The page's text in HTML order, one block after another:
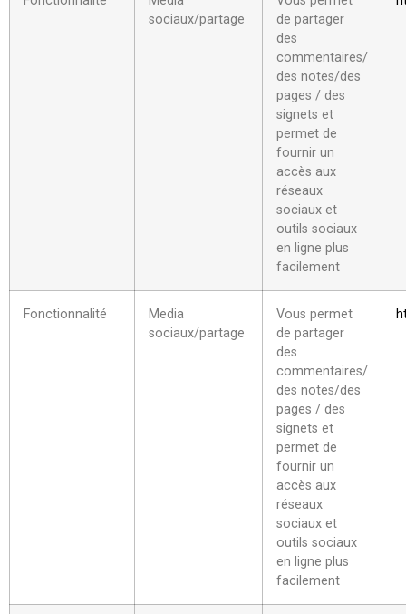
sociaux/partage
de partager
des
commentaires/
des notes/des
pages / des
signets et
permet de
fournir un
accès aux
réseaux
sociaux et
outils sociaux
en ligne plus
facilement
Fonctionnalité
Media
sociaux/partage
Vous permet
de partager
des
commentaires/
des notes/des
pages / des
signets et
permet de
fournir un
accès aux
réseaux
sociaux et
outils sociaux
en ligne plus
facilement